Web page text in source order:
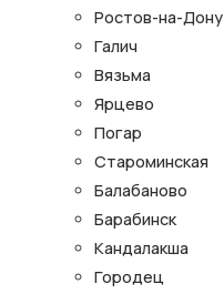
Ростов-на-Дону
Галич
Вязьма
Ярцево
Погар
Староминская
Балабаново
Барабинск
Кандалакша
Городец